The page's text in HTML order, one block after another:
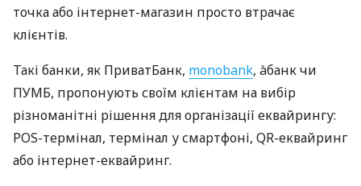
точка або інтернет-магазин просто втрачає
клієнтів.
Такі банки, як ПриватБанк, monobank, àбанк чи
ПУМБ, пропонують своїм клієнтам на вибір
різноманітні рішення для організації еквайрингу:
POS-термінал, термінал у смартфоні, QR-еквайринг
або інтернет-еквайринг.